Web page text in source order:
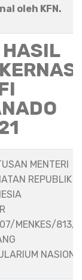
oleh KFN.
HASIL
MENTERI
REPUBLIK
MENKES/813/